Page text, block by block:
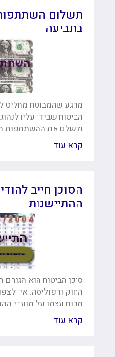
תשלום
בתביעה
מרגע שהמבוטח מחליט
הביטוח שבידו עליו
ולשלם את ההשתתפות
קרא עוד
הסוכן חייב
ההתיישנות
סוכן הביטוח הוא הגורם
החוק והפוליסה. אין
מכוח עצמו על מועדי
קרא עוד